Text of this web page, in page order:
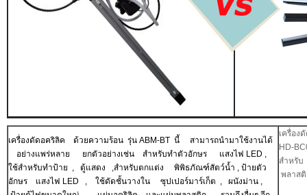
เครื่องดัดอคริลิค ด้วยความร้อน รุ่น ABM-BT นี้ สามารถนำมาใช้งานได้
อย่างแพร่หลาย ยกตัวอย่างเช่น สำหรับทำตัวอักษร แสงไฟ LED ,
ใช้สำหรับทำป้าย , ตู้แสดง ,สำหรับตกแต่ง พิพิธภัณฑ์สัตว์น้ำ , ป้ายตัว
อักษร แสงไฟ LED , ใช้ดัดชั้นวางใน ซุปเปอร์มาร์เก็ต , ผนังม่าน ,
เครื่อ
HD-
สำหรับ
พลาส